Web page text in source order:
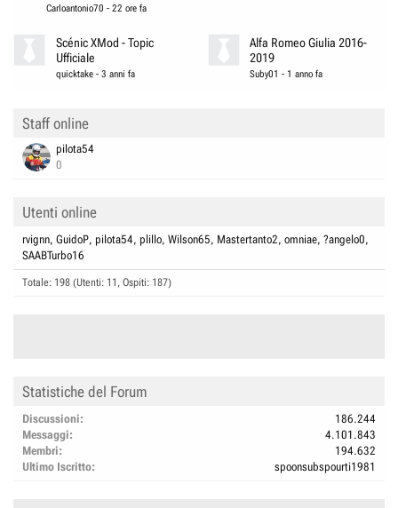
Carloantonio70 - 22 ore fa
Scénic XMod - Topic
Ufficiale
quicktake -3 anni fa
Alfa Romeo Giulia 2016-
2019
Suby01 - 1 anno fa
Staff online
pilota54
0
Utenti online
rvignn GuidoP pilota54 plillo Wilson65 Mastertanto2 omniae ?angelo0
SAABTurbo16
Totale: 198 (Utenti: 11, Ospiti: 187)
Statistiche del Forum
Discussioni
186.244
Messaggi
4.101.843
Membri
194.632
Ultimo Iscritto
spoonsubspourti1981